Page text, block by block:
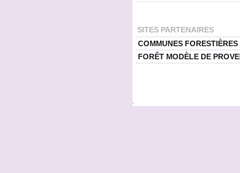
SITES PARTENAIRES
COMMUNES FORESTIÈRES
FORÊT MODÈLE DE